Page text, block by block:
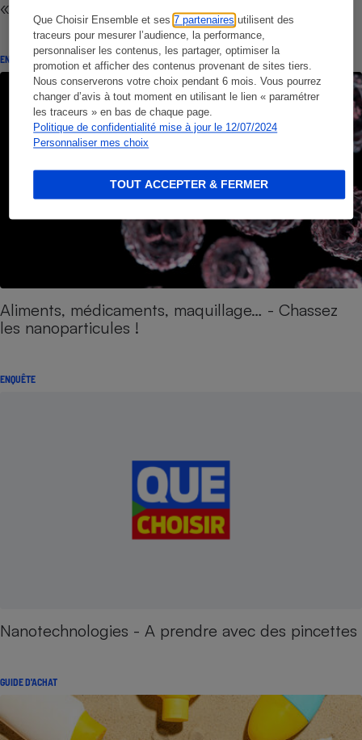
Que Choisir Ensemble et ses7 partenaires utilisent des
traceurs pour mesurer l’audience, la performance,
personnaliser les contenus, les partager, optimiser la
promotion et afficher des contenus provenant de sites tiers.
Nous conserverons votre choix pendant 6 mois. Vous pourrez
changer d’avis à tout moment en utilisant le lien « paramétrer
les traceurs » en bas de chaque page.
Politique de confidentialité mise à jour le 12/07/2024
Personnaliser mes choix
TOUT ACCEPTER & FERMER
«nano»
ENQUÊTE
Aliments, médicaments, maquillage… - Chassez
les nanoparticules !
ENQUÊTE
Nanotechnologies - A prendre avec des pincettes
GUIDE D'ACHAT